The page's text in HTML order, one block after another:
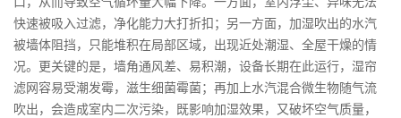
快速被吸入过滤，净化能力大打折扣；另一方面，加湿吹出的水汽
被墙体阻挡，只能堆积在局部区域，出现近处潮湿、全屋干燥的情
况。更关键的是，墙角通风差、易积潮，设备长期在此运行，湿帘
滤网容易受潮发霉，滋生细菌霉菌；再加上水汽混合微生物随气流
吹出，会造成室内二次污染，既影响加湿效果，又破坏空气质量，